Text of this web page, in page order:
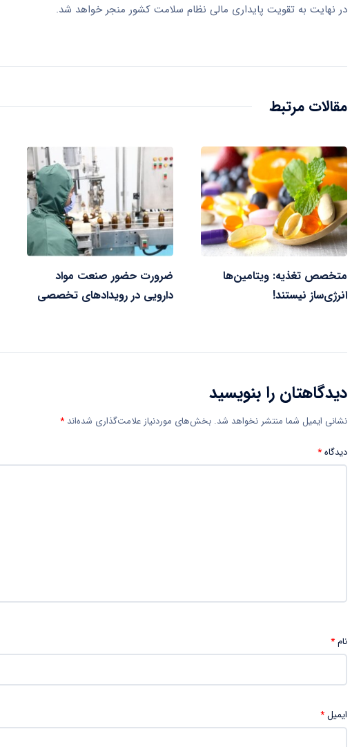
در نهایت به تقویت پایداری مالی نظام سلامت کشور منجر خواهد شد.
مقالات مرتبط
متخصص تغذیه: ویتامین‌ها
انرژی‌ساز نیستند!
ضرورت حضور صنعت مواد
دارویی در رویدادهای تخصصی
دیدگاهتان را بنویسید
نشانی ایمیل شما منتشر نخواهد شد. بخش‌های موردنیاز علامت‌گذاری شده‌اند *
دیدگاه*
نام*
ایمیل*